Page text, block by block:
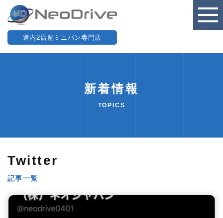
道内2店舗ミニバン専門店
新着情報
TOPICS
Twitter
記事一覧